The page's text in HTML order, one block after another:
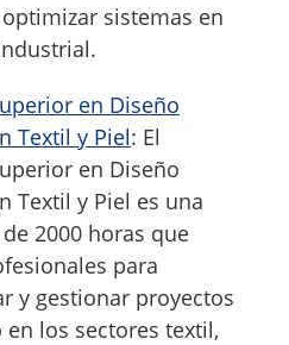
sistemas en
en Diseño
Textil y Piel: El
en Diseño
Textil y Piel es una
2000 horas que
para
y gestionar proyectos
en los sectores textil,